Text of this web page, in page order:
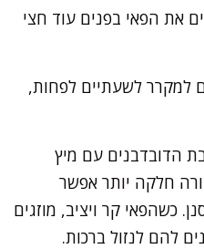
את הפאי בפנים עוד חצי
למקרר לשעתיים לפחות,
הדובדבנים עם מיץ
חלקה יותר אפשר
כשהפאי קר ויציב, מוזגים
להם לנזול ברכות.